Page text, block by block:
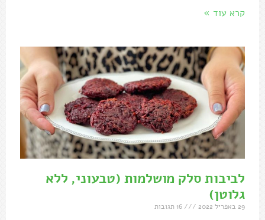
קרא עוד »
לביבות סלק מושלמות (טבעוני, ללא
גלוטן)
29 באפריל 2022